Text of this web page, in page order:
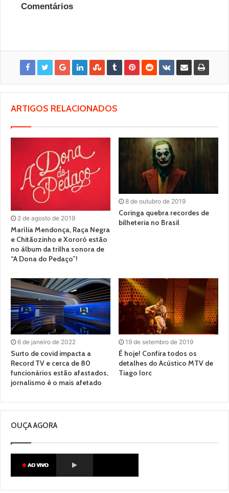
Comentários
ARTIGOS RELACIONADOS
2 de agosto de 2019
Marília Mendonça, Raça Negra
e Chitãozinho e Xororó estão
no álbum da trilha sonora de
“A Dona do Pedaço”!
8 de outubro de 2019
Coringa quebra recordes de
bilheteria no Brasil
6 de janeiro de 2022
Surto de covid impacta a
Record TV e cerca de 80
funcionários estão afastados,
jornalismo é o mais afetado
19 de setembro de 2019
É hoje! Confira todos os
detalhes do Acústico MTV de
Tiago Iorc
OUÇA AGORA